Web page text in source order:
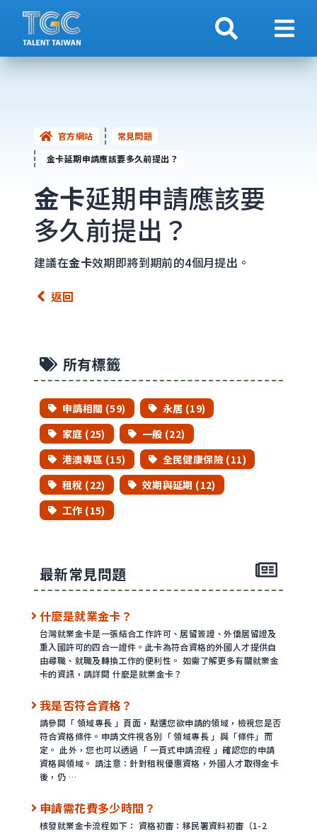
搜索 顯示
官方網站
常見問題
金卡延期申請應該要多久前提出？
金卡延期申請應該要
多久前提出？
建議在金卡效期即將到期前的4個月提出。
返回
所有標籤
申請相關 (59)
永居 (19)
家庭 (25)
一般 (22)
港澳專區 (15)
全民健康保險 (11)
租稅 (22)
效期與延期 (12)
工作 (15)
最新常見問題
什麼是就業金卡？
台灣就業金卡是一張結合工作許可、居留簽證、外僑居留證及
重入國許可的四合一證件。此卡為符合資格的外國人才提供自
由尋職、就職及轉換工作的便利性。 如需了解更多有關就業金
卡的資訊，請詳閱 什麼是就業金卡？
我是否符合資格？
請參閱「 領域專長 」頁面，點選您欲申請的領域，檢視您是否
符合資格條件。申請文件視各別「 領域專長 」與「條件」而
定。 此外，您也可以透過「 一頁式申請流程 」確認您的申請
資格與領域。 請注意：針對租稅優惠資格，外國人才取得金卡
後，仍 …
申請需花費多少時間？
核發就業金卡流程如下： 資格初審：移民署資料初審（1-2